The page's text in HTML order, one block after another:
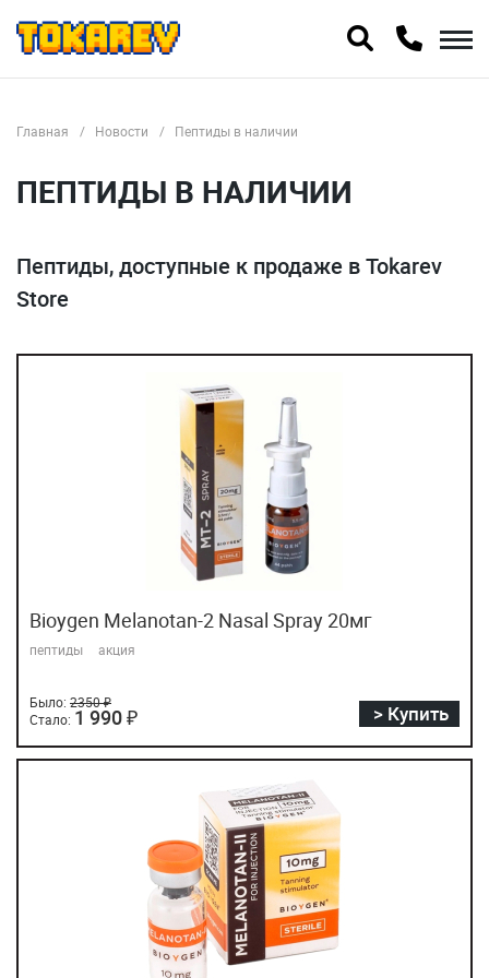
Главная Новости Пептиды в наличии
ПЕПТИДЫ В НАЛИЧИИ
Пептиды, доступные к продаже в Tokarev
Store
Bioygen Melanotan-2 Nasal Spray 20мг
пептиды акция
Было: 2350 ₽
Стало: 1 990 ₽ > Купить